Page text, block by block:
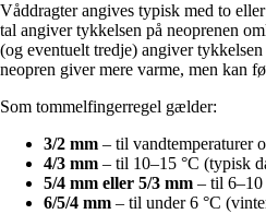
Våddragter angives typisk med to
tal angiver tykkelsen på neoprenen
(og eventuelt tredje) angiver
neopren giver mere varme, men kan
Som tommelfingerregel gælder:
3/2 mm – til vandtemperaturer
4/3 mm – til 10–15 °C (typisk
5/4 mm eller 5/3 mm – til 6–10
6/5/4 mm – til under 6 °C